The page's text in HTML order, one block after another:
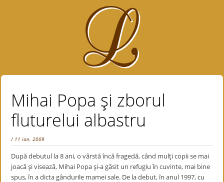
Mihai Popa şi zborul
fluturelui albastru
/ 11 ian. 2009
După debutul la 8 ani, o vârstă încă fragedă, când mulţi copii se mai
joacă şi visează, Mihai Popa şi-a găsit un refugiu în cuvinte, mai bine
spus, în a dicta gândurile mamei sale. De la debut, în anul 1997, cu